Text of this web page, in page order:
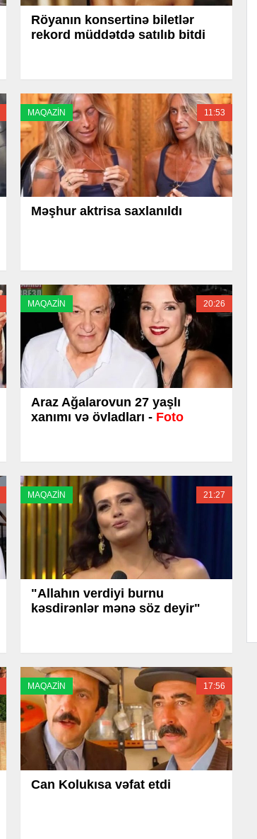
Röyanın konsertinə biletlər
rekord müddətdə satılıb bitdi
MAQAZİN 11:53
Məşhur aktrisa saxlanıldı
MAQAZİN 20:26
Araz Ağalarovun 27 yaşlı
xanımı və övladları - Foto
MAQAZİN 21:27
"Allahın verdiyi burnu
kəsdirənlər mənə söz deyir"
MAQAZİN 17:56
Can Kolukısa vəfat etdi